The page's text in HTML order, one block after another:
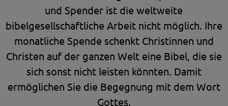
und Spender ist die weltweite
bibelgesellschaftliche Arbeit nicht möglich. Ihre
monatliche Spende schenkt Christinnen und
Christen auf der ganzen Welt eine Bibel, die sie
sich sonst nicht leisten könnten. Damit
ermöglichen Sie die Begegnung mit dem Wort
Gottes.